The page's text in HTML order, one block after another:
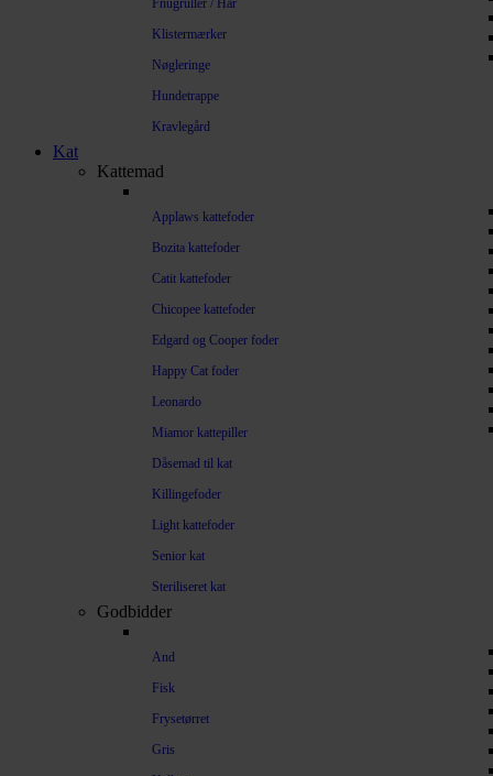
Fnugruller / Hår
Klistermærker
Nøgleringe
Hundetrappe
Kravlegård
Kat
Kattemad
Applaws kattefoder
Bozita kattefoder
Catit kattefoder
Chicopee kattefoder
Edgard og Cooper foder
Happy Cat foder
Leonardo
Miamor kattepiller
Dåsemad til kat
Killingefoder
Light kattefoder
Senior kat
Steriliseret kat
Godbidder
And
Fisk
Frysetørret
Gris